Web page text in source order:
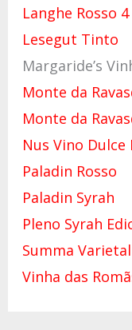
Langhe Rosso
Lesegut Tinto
Margaride’s
Monte da
Monte da
Nus Vino
Paladin Rosso
Paladin Syrah
Pleno Syrah
Summa
Vinha das